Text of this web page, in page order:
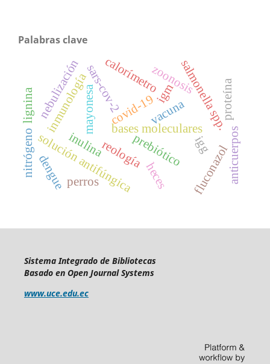
Palabras clave
covid-19
sars-cov-2
inmunología bases moleculares
vacuna
mayonesa
inulinareologíaprebiótico fluconazol
solución antifúngica
nebulización
dengue anticuerpos
igg
igm
zoonosissalmonella spp.
heces
perros
nitrógeno
proteína
calorímetro
lignina
Sistema Integrado de Bibliotecas
Basado en Open Journal Systems
www.uce.edu.ec